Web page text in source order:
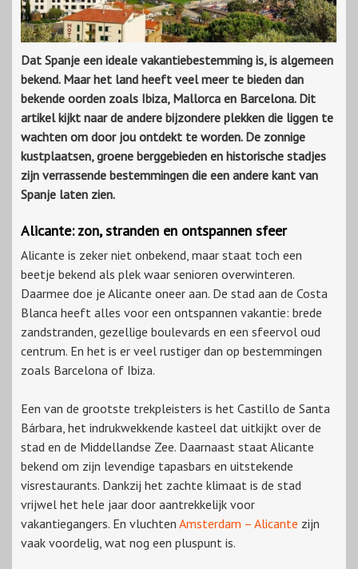
Dat Spanje een ideale vakantiebestemming is, is algemeen
bekend. Maar het land heeft veel meer te bieden dan
bekende oorden zoals Ibiza, Mallorca en Barcelona. Dit
artikel kijkt naar de andere bijzondere plekken die liggen te
wachten om door jou ontdekt te worden. De zonnige
kustplaatsen, groene berggebieden en historische stadjes
zijn verrassende bestemmingen die een andere kant van
Spanje laten zien.
Alicante: zon, stranden en ontspannen sfeer
Alicante is zeker niet onbekend, maar staat toch een
beetje bekend als plek waar senioren overwinteren.
Daarmee doe je Alicante oneer aan. De stad aan de Costa
Blanca heeft alles voor een ontspannen vakantie: brede
zandstranden, gezellige boulevards en een sfeervol oud
centrum. En het is er veel rustiger dan op bestemmingen
zoals Barcelona of Ibiza.
Een van de grootste trekpleisters is het Castillo de Santa
Bárbara, het indrukwekkende kasteel dat uitkijkt over de
stad en de Middellandse Zee. Daarnaast staat Alicante
bekend om zijn levendige tapasbars en uitstekende
visrestaurants. Dankzij het zachte klimaat is de stad
vrijwel het hele jaar door aantrekkelijk voor
vakantiegangers. En vluchten Amsterdam – Alicante zijn
vaak voordelig, wat nog een pluspunt is.